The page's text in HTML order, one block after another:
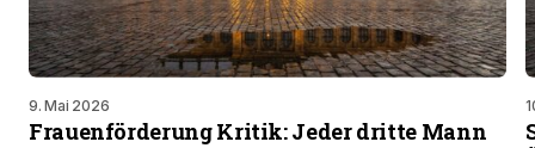
9. Mai 2026
Frauenförderung Kritik: Jeder dritte Mann